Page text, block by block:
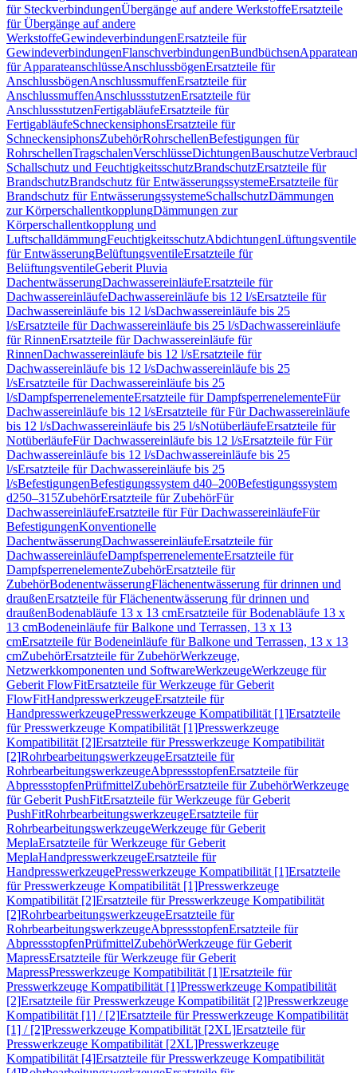
für SteckverbindungenÜbergänge auf andere WerkstoffeErsatzteile
für Übergänge auf andere
WerkstoffeGewindeverbindungenErsatzteile für
GewindeverbindungenFlanschverbindungenBundbüchsen
für ApparateanschlüsseAnschlussbögenErsatzteile für
AnschlussbögenAnschlussmuffenErsatzteile für
AnschlussmuffenAnschlussstutzenErsatzteile für
AnschlussstutzenFertigabläufeErsatzteile für
FertigabläufeSchneckensiphonsErsatzteile für
SchneckensiphonsZubehörRohrschellenBefestigungen für
RohrschellenTragschalenVerschlüsseDichtungenBauschutze
Schallschutz und FeuchtigkeitsschutzBrandschutzErsatzteile für
BrandschutzBrandschutz für EntwässerungssystemeErsatzteile für
Brandschutz für EntwässerungssystemeSchallschutzDämmungen
zur KörperschallentkopplungDämmungen zur
Körperschallentkopplung und
LuftschalldämmungFeuchtigkeitsschutzAbdichtungenLüftungsventile
für EntwässerungBelüftungsventileErsatzteile für
BelüftungsventileGeberit Pluvia
DachentwässerungDachwassereinläufeErsatzteile für
DachwassereinläufeDachwassereinläufe bis 12 l/sErsatzteile für
Dachwassereinläufe bis 12 l/sDachwassereinläufe bis 25
l/sErsatzteile für Dachwassereinläufe bis 25 l/sDachwassereinläufe
für RinnenErsatzteile für Dachwassereinläufe für
RinnenDachwassereinläufe bis 12 l/sErsatzteile für
Dachwassereinläufe bis 12 l/sDachwassereinläufe bis 25
l/sErsatzteile für Dachwassereinläufe bis 25
l/sDampfsperrenelementeErsatzteile für DampfsperrenelementeFür
Dachwassereinläufe bis 12 l/sErsatzteile für Für Dachwassereinläufe
bis 12 l/sDachwassereinläufe bis 25 l/sNotüberläufeErsatzteile für
NotüberläufeFür Dachwassereinläufe bis 12 l/sErsatzteile für Für
Dachwassereinläufe bis 12 l/sDachwassereinläufe bis 25
l/sErsatzteile für Dachwassereinläufe bis 25
l/sBefestigungenBefestigungssystem d40–200Befestigungssystem
d250–315ZubehörErsatzteile für ZubehörFür
DachwassereinläufeErsatzteile für Für DachwassereinläufeFür
BefestigungenKonventionelle
DachentwässerungDachwassereinläufeErsatzteile für
DachwassereinläufeDampfsperrenelementeErsatzteile für
DampfsperrenelementeZubehörErsatzteile für
ZubehörBodenentwässerungFlächenentwässerung für drinnen und
draußenErsatzteile für Flächenentwässerung für drinnen und
draußenBodenabläufe 13 x 13 cmErsatzteile für Bodenabläufe 13 x
13 cmBodeneinläufe für Balkone und Terrassen, 13 x 13
cmErsatzteile für Bodeneinläufe für Balkone und Terrassen, 13 x 13
cmZubehörErsatzteile für ZubehörWerkzeuge,
Netzwerkkomponenten und SoftwareWerkzeugeWerkzeuge für
Geberit FlowFitErsatzteile für Werkzeuge für Geberit
FlowFitHandpresswerkzeugeErsatzteile für
HandpresswerkzeugePresswerkzeuge Kompatibilität [1]Ersatzteile
für Presswerkzeuge Kompatibilität [1]Presswerkzeuge
Kompatibilität [2]Ersatzteile für Presswerkzeuge Kompatibilität
[2]RohrbearbeitungswerkzeugeErsatzteile für
RohrbearbeitungswerkzeugeAbpressstopfenErsatzteile für
AbpressstopfenPrüfmittelZubehörErsatzteile für ZubehörWerkzeuge
für Geberit PushFitErsatzteile für Werkzeuge für Geberit
PushFitRohrbearbeitungswerkzeugeErsatzteile für
RohrbearbeitungswerkzeugeWerkzeuge für Geberit
MeplaErsatzteile für Werkzeuge für Geberit
MeplaHandpresswerkzeugeErsatzteile für
HandpresswerkzeugePresswerkzeuge Kompatibilität [1]Ersatzteile
für Presswerkzeuge Kompatibilität [1]Presswerkzeuge
Kompatibilität [2]Ersatzteile für Presswerkzeuge Kompatibilität
[2]RohrbearbeitungswerkzeugeErsatzteile für
RohrbearbeitungswerkzeugeAbpressstopfenErsatzteile für
AbpressstopfenPrüfmittelZubehörWerkzeuge für Geberit
MapressErsatzteile für Werkzeuge für Geberit
MapressPresswerkzeuge Kompatibilität [1]Ersatzteile für
Presswerkzeuge Kompatibilität [1]Presswerkzeuge Kompatibilität
[2]Ersatzteile für Presswerkzeuge Kompatibilität [2]Presswerkzeuge
Kompatibilität [1] / [2]Ersatzteile für Presswerkzeuge Kompatibilität
[1] / [2]Presswerkzeuge Kompatibilität [2XL]Ersatzteile für
Presswerkzeuge Kompatibilität [2XL]Presswerkzeuge
Kompatibilität [4]Ersatzteile für Presswerkzeuge Kompatibilität